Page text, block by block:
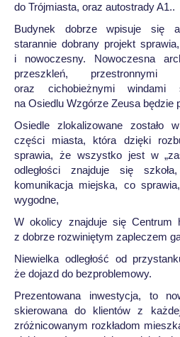
do Trójmiasta, oraz autostrady A1..
Budynek dobrze wpisuje się
starannie dobrany projekt
i nowoczesny. Nowoczesna
przeszkleń, przestronnymi
oraz cichobieżnymi windami
na Osiedlu Wzgórze Zeusa będzie
Osiedle zlokalizowane zostało
części miasta, która dzięki
sprawia, że wszystko jest w
odległości znajduje się
komunikacja miejska, co
wygodne,
W okolicy znajduje się Centrum
z dobrze rozwiniętym zapleczem
Niewielka odległość od
że dojazd do bezproblemowy.
Prezentowana inwestycja, to
skierowana do klientów z
zróżnicowanym rozkładom